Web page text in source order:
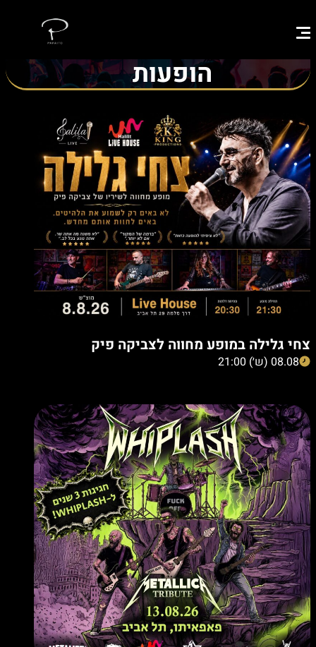
הופעות
צחי גלילה במופע מחווה לצביקה פיק
08.08 (ש׳) 21:00